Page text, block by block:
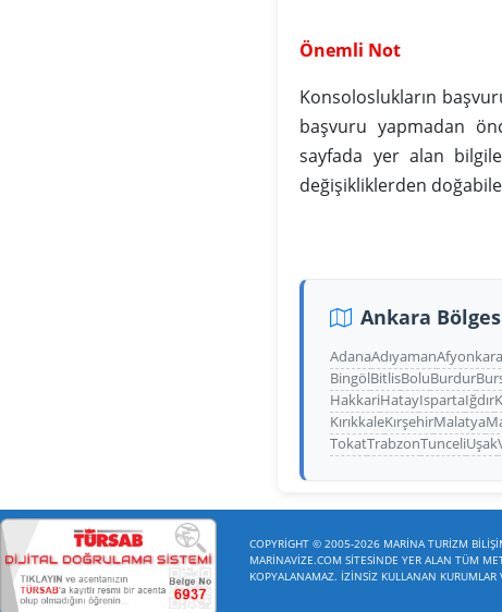
Önemli Not
Konsoloslukların
başvuru yapmadan
sayfada yer alan
değişikliklerden
Ankara
AdanaAdıyaman
BingölBitlisBoluBurdur
HakkariHatayIspartaIğdır
KırıkkaleKırşehirMalatya
TokatTrabzonTunceliUşak
COPYRİGHT © 2005-2026 MARİNA TURİZM
MARİNAVİZE.COM SİTESİNDE YER ALAN TÜM
KOPYALANAMAZ. İZİNSİZ KULLANAN KURUMLAR